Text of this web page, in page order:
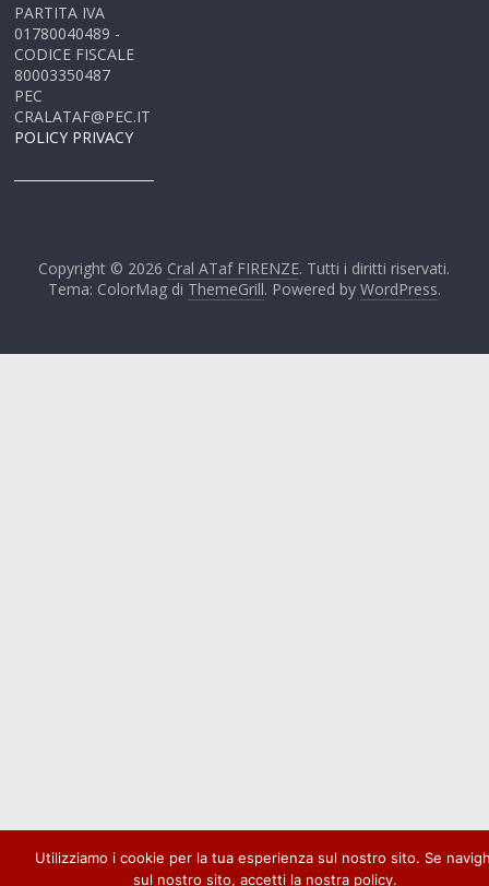
PARTITA IVA
01780040489 -
CODICE FISCALE
80003350487
PEC
CRALATAF@PEC.IT
POLICY PRIVACY
Copyright © 2026 Cral ATaf FIRENZE. Tutti i diritti riservati.
Tema: ColorMag di ThemeGrill. Powered by WordPress.
Utilizziamo i cookie per la tua esperienza sul nostro sito. Se
sul nostro sito, accetti la nostra policy.